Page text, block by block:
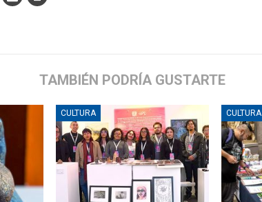
TAMBIÉN PODRÍA GUSTARTE
CULTURA CULTURA